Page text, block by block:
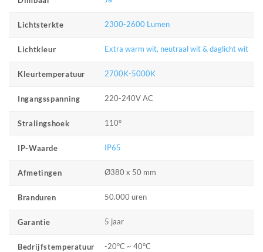
Lichtsterkte 2300-2600 Lumen
Lichtkleur Extra warm wit, neutraal wit & daglicht wit
Kleurtemperatuur 2700K-5000K
Ingangsspanning 220-240V AC
Stralingshoek 110°
IP-Waarde IP65
Afmetingen Ø380 x 50 mm
Branduren 50.000 uren
Garantie 5 jaar
Bedrijfstemperatuur -20°C ~ 40°C